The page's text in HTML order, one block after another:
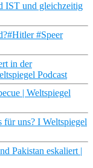
IST und gleichzeitig
#Speer
in der
Podcast
| Weltspiegel
für uns? I Weltspiegel
Pakistan eskaliert |